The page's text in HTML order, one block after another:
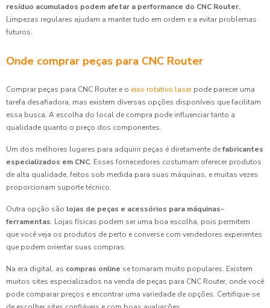
resíduo acumulados podem afetar a performance do CNC Router.
Limpezas regulares ajudam a manter tudo em ordem e a evitar problemas
futuros.
Onde comprar peças para CNC Router
Comprar peças para CNC Router e o eixo rotativo laserpode parecer uma
tarefa desafiadora, mas existem diversas opções disponíveis que facilitam
essa busca. A escolha do local de compra pode influenciar tanto a
qualidade quanto o preço dos componentes.
Um dos melhores lugares para adquirir peças é diretamente defabricantes
especializados em CNC. Esses fornecedores costumam oferecer produtos
de alta qualidade, feitos sob medida para suas máquinas, e muitas vezes
proporcionam suporte técnico.
Outra opção são lojas de peças e acessórios para máquinas-
ferramentas. Lojas físicas podem ser uma boa escolha, pois permitem
que você veja os produtos de perto e converse com vendedores experientes
que podem orientar suas compras.
Na era digital, as compras online se tornaram muito populares. Existem
muitos sites especializados na venda de peças para CNC Router, onde você
pode comparar preços e encontrar uma variedade de opções. Certifique-se